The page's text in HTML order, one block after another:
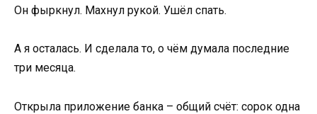
Он фыркнул. Махнул рукой. Ушёл спать.
А я осталась. И сделала то, о чём думала последние
три месяца.
Открыла приложение банка – общий счёт: сорок одна